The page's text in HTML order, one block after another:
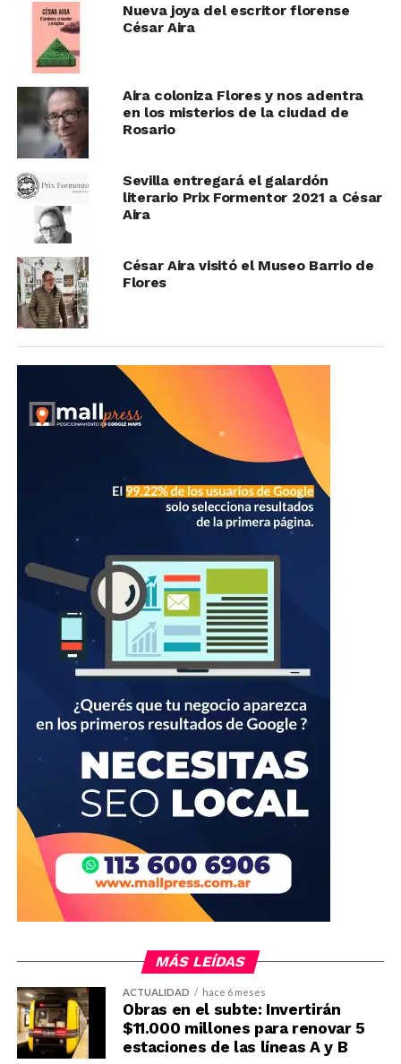
Nueva joya del escritor florense
César Aira
Aira coloniza Flores y nos adentra
en los misterios de la ciudad de
Rosario
Sevilla entregará el galardón
literario Prix Formentor 2021 a César
Aira
César Aira visitó el Museo Barrio de
Flores
MÁS LEÍDAS
ACTUALIDAD hace 6 meses
Obras en el subte: Invertirán
$11.000 millones para renovar 5
estaciones de las líneas A y B